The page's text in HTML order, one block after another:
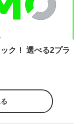
ク！ 選べる2プラ